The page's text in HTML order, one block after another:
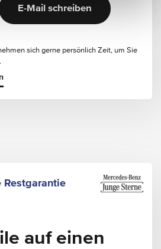
E-Mail schreiben
sich gerne persönlich Zeit, um Sie
Restgarantie
auf einen